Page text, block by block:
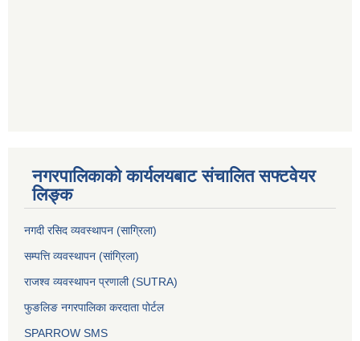
नगरपालिकाको कार्यलयबाट संचालित सफ्टवेयर
लिङ्क
नगदी रसिद व्यवस्थापन (साग्रिला)
सम्पत्ति व्यवस्थापन (सांग्रिला)
राजश्व व्यवस्थापन प्रणाली (SUTRA)
फुङलिङ नगरपालिका करदाता पोर्टल
SPARROW SMS